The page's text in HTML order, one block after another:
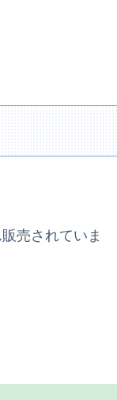
売されていま